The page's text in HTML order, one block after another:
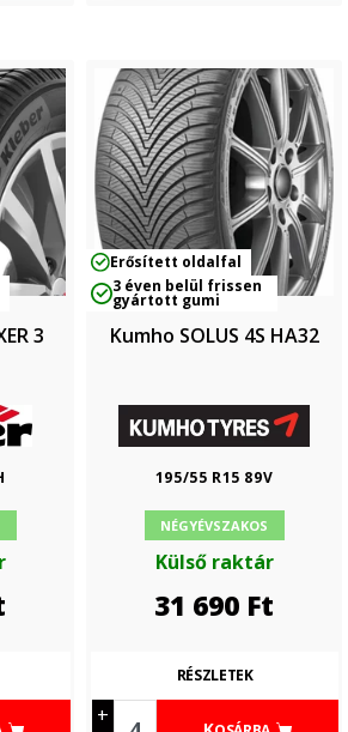
3
Erősített oldalfal
3 éven belül frissen
gyártott gumi
Kumho SOLUS 4S HA32
195/55 R15 89V
NÉGYÉVSZAKOS
Külső raktár
31 690 Ft
+
RÉSZLETEK